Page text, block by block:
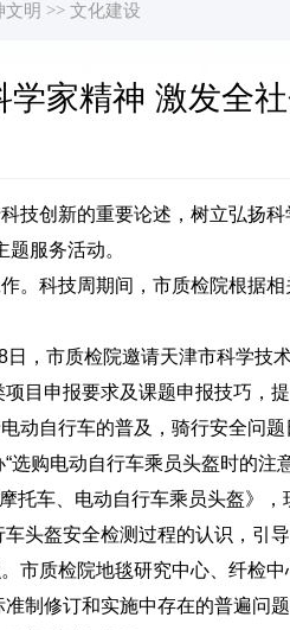
文明 >> 文化建设
学家精神 激发全
创新的重要论述，树立弘扬科
服务活动。
科技周期间，市质检院根据相
市质检院邀请天津市科学技术
项目申报要求及课题申报技巧，
自行车的普及，骑行安全问题
选购电动自行车乘员头盔时的
托车、电动自行车乘员头盔》
头盔安全检测过程的认识，引
质检院地毯研究中心、纤检中
制修订和实施中存在的普遍问